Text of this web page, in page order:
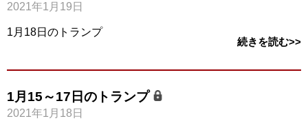
2021年1月19日
1月18日のトランプ
続きを読む>>
1月15～17日のトランプ
2021年1月18日